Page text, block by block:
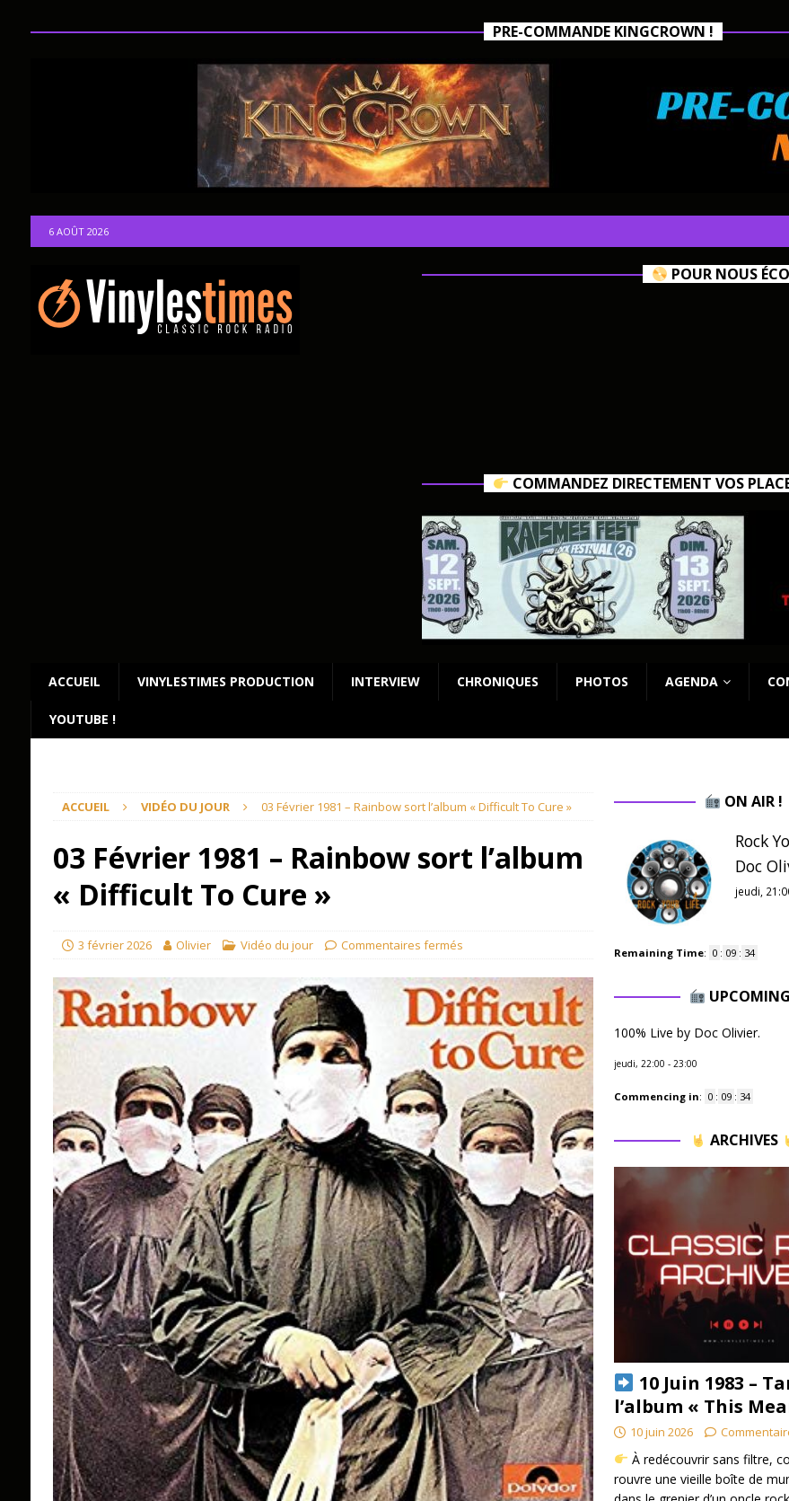
PRE-COMMANDE KINGCROWN !
6 AOÛT 2026
POUR NOUS
COMMANDEZ DIRECTEMENT VOS
ACCUEIL VINYLESTIMES PRODUCTION INTERVIEW CHRONIQUES PHOTOS AGENDA
YOUTUBE !
ACCUEIL VIDÉO DU JOUR 03 Février 1981 – Rainbow sort l’album « Difficult To Cure »
03 Février 1981 – Rainbow sort l’album
« Difficult To Cure »
3 février 2026 Olivier Vidéo du jour Commentaires fermés
ON AIR !
Rock
Doc
jeudi,
Remaining Time: 0 : 09 : 33
100% Live by Doc Olivier.
jeudi, 22:00 - 23:00
Commencing in: 0 : 09 : 33
ARCHIVES
10 Juin 1983 –
l’album « This
10 juin 2026
À redécouvrir sans filtre,
rouvre une vieille boîte de